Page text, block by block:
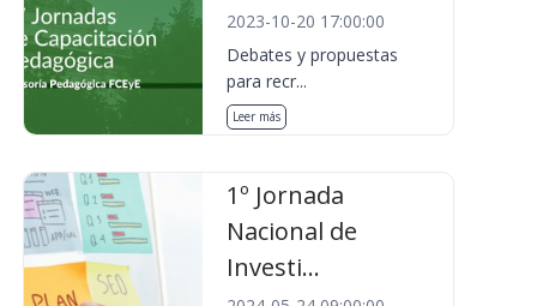
2023-10-20 17:00:00
Debates y propuestas
para recr...
Leer más
1º Jornada
Nacional de
Investi...